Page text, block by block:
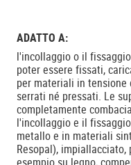
ADATTO A:
l'incollaggio o il
poter essere fissati,
per materiali in tensione
serrati né pressati. Le
completamente
l'incollaggio e il
metallo e in materiali
Resopal),